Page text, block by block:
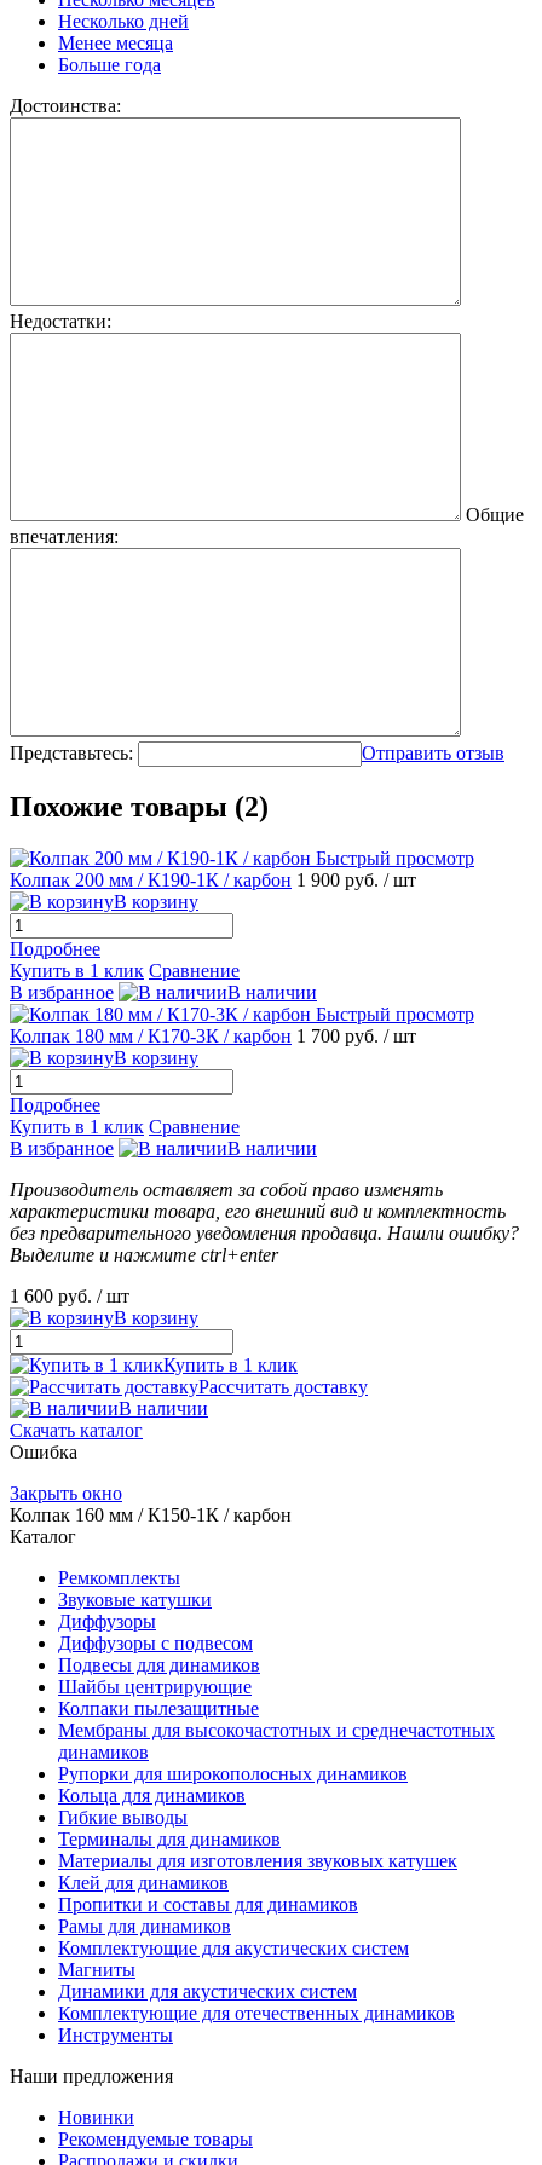
Несколько дней
Менее месяца
Больше года
Достоинства:
Недостатки:
Общие
впечатления:
Представьтесь: Отправить отзыв
Похожие товары (2)
Быстрый просмотр
Колпак 200 мм / К190-1К / карбон 1 900 руб. / шт
В корзину
Подробнее
Купить в 1 клик Сравнение
В избранное
В наличии
Быстрый просмотр
Колпак 180 мм / К170-3К / карбон 1 700 руб. / шт
В корзину
Подробнее
Купить в 1 клик Сравнение
В избранное
В наличии
Производитель оставляет за собой право изменять
характеристики товара, его внешний вид и комплектность
без предварительного уведомления продавца. Нашли ошибку?
Выделите и нажмите ctrl+enter
1 600 руб. / шт
В корзину
Купить в 1 клик
Рассчитать доставку
В наличии
Скачать каталог
Ошибка
Закрыть окно
Колпак 160 мм / К150-1К / карбон
Каталог
Ремкомплекты
Звуковые катушки
Диффузоры
Диффузоры с подвесом
Подвесы для динамиков
Шайбы центрирующие
Колпаки пылезащитные
Мембраны для высокочастотных и среднечастотных
динамиков
Рупорки для широкополосных динамиков
Кольца для динамиков
Гибкие выводы
Терминалы для динамиков
Материалы для изготовления звуковых катушек
Клей для динамиков
Пропитки и составы для динамиков
Рамы для динамиков
Комплектующие для акустических систем
Магниты
Динамики для акустических систем
Комплектующие для отечественных динамиков
Инструменты
Наши предложения
Новинки
Рекомендуемые товары
Распродажи и скидки